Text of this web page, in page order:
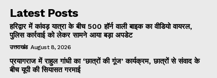
Latest Posts
हरिद्वार में कांवड़ यात्रा के बीच 500 हॉर्न वाली बाइक का वीडियो वायरल,
पुलिस कार्रवाई को लेकर सामने आया बड़ा अपडेट
उत्तराखंड August 8, 2026
प्रयागराज में राहुल गांधी का ‘छात्रों की गूंज’ कार्यक्रम, छात्रों से संवाद के
बीच यूपी की सियासत गरमाई